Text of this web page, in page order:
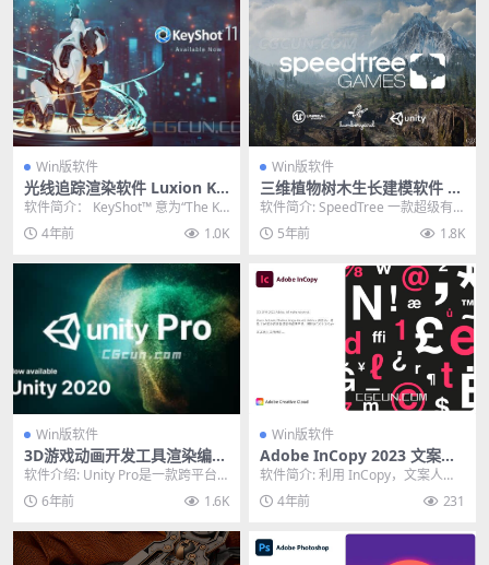
Win版软件
光线追踪渲染软件 Luxion Ke
yShot Pro v11.0.0.215 Win
注册机破解版
软件简介： KeyShot™ 意为“The Ke
y to Amazing Sho...
4年前 1.0K
Win版软件
三维植物树木生长建模软件 S
peedTree Modeler 9.0.0 Cin
ema/Games Enterprise Wi
n
软件简介: SpeedTree 一款超级有
名且功能强大的模拟植物和树木动
画、电影...
5年前 1.8K
Win版软件
3D游戏动画开发工具渲染编程
软件 Unity Pro 2020.1 f1 Wi
n破解版
软件介绍: Unity Pro是一款跨平台
的计算机游戏开发环境。该软件自
发布以来...
6年前 1.6K
Win版软件
Adobe InCopy 2023 文案编
排软件 IC CC2023绿色中文版
软件简介: 利用 InCopy，文案人员
和编辑可以设计文本样式、跟踪更
改并对文档...
4年前 231